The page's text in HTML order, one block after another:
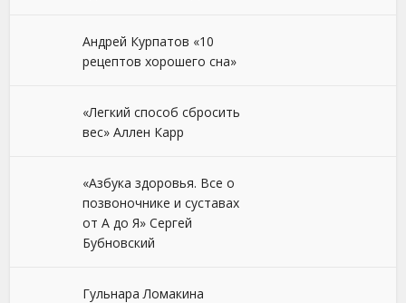
Андрей Курпатов «10
рецептов хорошего сна»
«Легкий способ сбросить
вес» Аллен Карр
«Азбука здоровья. Все о
позвоночнике и суставах
от А до Я» Сергей
Бубновский
Гульнара Ломакина